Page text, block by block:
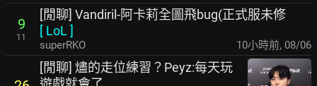
9
11
[閒聊] Vandiril-阿卡莉全圖飛bug(正式服未修
[ LoL ]
superRKO 10小時前, 08/06
[閒聊] 燼的走位練習？Peyz:每天玩